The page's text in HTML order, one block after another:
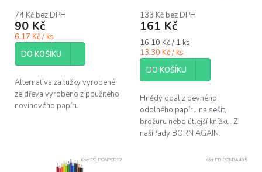
t
ů74 Kč bez DPH
90 Kč
6.17 Kč / ks
DO KOŠÍKU
Alternativa za tužky vyrobené
ze dřeva vyrobeno z použitého
novinového papíru
produktu
je
z
5
hvězdiček.
133 Kč bez DPH
161 Kč
Měrná
cena:
16,10 Kč / 1 ks
13.30 Kč / ks
DO KOŠÍKU
Hnědý obal z pevného,
odolného papíru na sešit,
brožuru nebo útlejší knížku. Z
naší řady BORN AGAIN.
Kód: PD-PONPCP12 Kód: PD-PONBA405